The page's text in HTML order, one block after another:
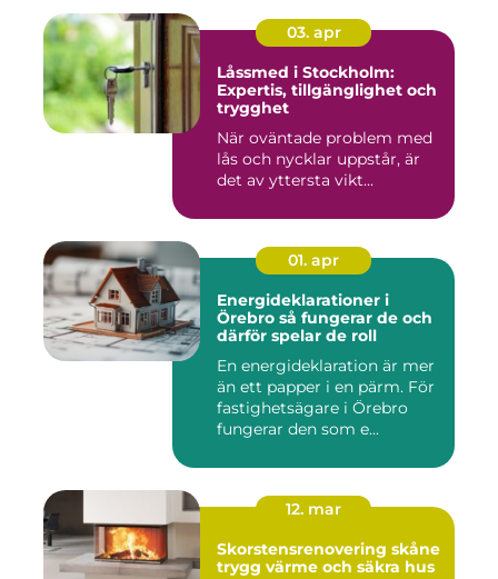
03. apr
Låssmed i Stockholm:
Expertis, tillgänglighet och
trygghet
När oväntade problem med
lås och nycklar uppstår, är
det av yttersta vikt...
01. apr
Energideklarationer i
Örebro så fungerar de och
därför spelar de roll
En energideklaration är mer
än ett papper i en pärm. För
fastighetsägare i Örebro
fungerar den som e...
12. mar
Skorstensrenovering skåne
trygg värme och säkra hus